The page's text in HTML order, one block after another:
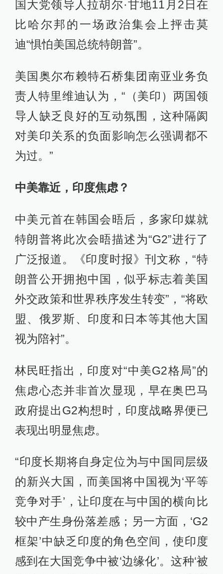
国大党领导人拉胡尔·甘地11月2日在
比哈尔邦的一场政治集会上抨击莫
迪“惧怕美国总统特朗普”。
美国奥尔布赖特石桥集团南亚业务负
责人特里维迪认为，“（美印）两国领
导人缺乏良好的互动氛围，这种隔阂
对美印关系的负面影响怎么强调都不
为过。”
中美靠近，印度焦虑？
中美元首在韩国会晤后，多家印媒就
特朗普将此次会晤描述为“G2”进行了
广泛报道。《印度时报》刊文称，“特
朗普公开拥抱中国，似乎标志着美国
外交政策和世界秩序发生转变”，“将欧
盟、俄罗斯、印度和日本等其他大国
视为陪衬”。
林民旺指出，印度对“中美G2格局”的
焦虑心态并非首次显现，早在奥巴马
政府提出G2构想时，印度战略界便已
表现出明显焦虑。
“印度长期将自身定位为与中国同层级
的新兴大国，而美国将中国视为‘平等
竞争对手’，让印度在与中国的横向比
较中产生身份落差感；另一方面，‘G2
框架’中缺乏印度的角色空间，使印度
感到在大国竞争中被‘边缘化’。这种‘被